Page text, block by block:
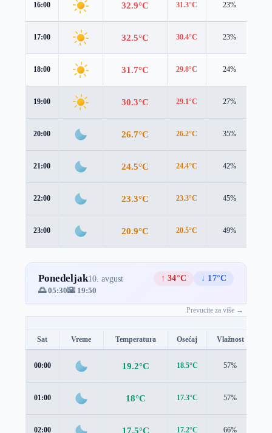
16:00 32.9°C 31.3°C 23%
17:00 32.5°C 30.4°C 23%
18:00 31.7°C 29.8°C 24%
19:00 30.3°C 29.1°C 27%
20:00 26.7°C 26.2°C 35%
21:00 24.5°C 24.4°C 42%
22:00 23.3°C 23.3°C 45%
23:00 20.9°C 20.5°C 49%
Ponedeljak10. avgust ↑ 34°C
↓ 17°C
🌅 05:30🌇 19:50
Prevucite za više →
Sat Vreme Temperatura Osećaj Vlažnost
00:00 19.2°C 18.5°C 57%
01:00 18°C 17.3°C 57%
02:00 17.5°C 17.2°C 66%